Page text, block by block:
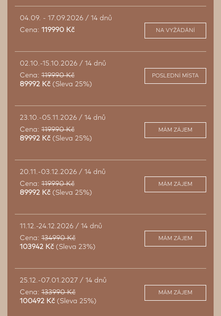
kvalitní doprava, komfortní hotely, SEN průvodce
first minute slevy na zájezdy do Indonésie jsou
04.09. - 17.09.2026 / 14 dnů
Cena: 119990 Kč NA VYŽÁDÁNÍ
02.10.-15.10.2026 / 14 dnů
Cena: 119990 Kč
89992 Kč (Sleva 25%)
POSLEDNÍ MÍSTA
23.10.-05.11.2026 / 14 dnů
Cena: 119990 Kč
89992 Kč (Sleva 25%)
MÁM ZÁJEM
20.11.-03.12.2026 / 14 dnů
Cena: 119990 Kč
89992 Kč (Sleva 25%)
MÁM ZÁJEM
11.12.-24.12.2026 / 14 dnů
Cena: 134990 Kč
103942 Kč (Sleva 23%)
MÁM ZÁJEM
25.12.-07.01.2027 / 14 dnů
Cena: 133990 Kč
100492 Kč (Sleva 25%)
MÁM ZÁJEM